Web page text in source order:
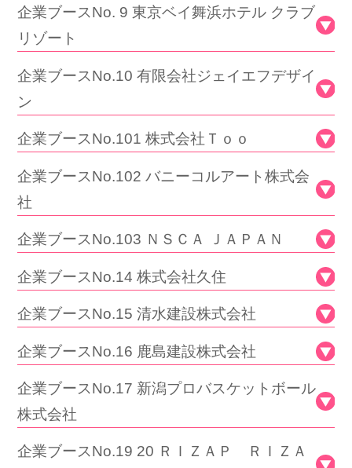
企業ブースNo. 9 東京ベイ舞浜ホテル クラブ
リゾート
企業ブースNo.10 有限会社ジェイエフデザイ
ン
企業ブースNo.101 株式会社Ｔｏｏ
企業ブースNo.102 バニーコルアート株式会
社
企業ブースNo.103 ＮＳＣＡ ＪＡＰＡＮ
企業ブースNo.14 株式会社久住
企業ブースNo.15 清水建設株式会社
企業ブースNo.16 鹿島建設株式会社
企業ブースNo.17 新潟プロバスケットボール
株式会社
企業ブースNo.19 20 ＲＩＺＡＰ ＲＩＺＡ